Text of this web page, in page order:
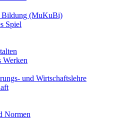
Bildung (MuKuBi)
Spiel
Werken
und Wirtschaftslehre
Normen